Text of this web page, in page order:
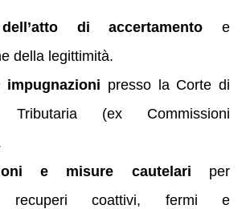
di accertamento e
della legittimità.
impugnazioni presso la Corte di
Tributaria (ex Commissioni
e misure cautelari per
recuperi coattivi, fermi e